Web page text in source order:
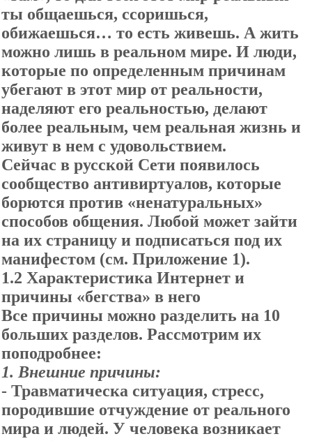
ты общаешься, ссоришься,
обижаешься… то есть живешь. А жить
можно лишь в реальном мире. И люди,
которые по определенным причинам
убегают в этот мир от реальности,
наделяют его реальностью, делают
более реальным, чем реальная жизнь и
живут в нем с удовольствием.
Сейчас в русской Сети появилось
сообщество антивиртуалов, которые
борются против «ненатуральных»
способов общения. Любой может зайти
на их страницу и подписаться под их
манифестом (см. Приложение 1).
1.2 Характеристика Интернет и
причины «бегства» в него
Все причины можно разделить на 10
больших разделов. Рассмотрим их
поподробнее:
1. Внешние причины:
- Травматическа ситуация, стресс,
породившие отчуждение от реального
мира и людей. У человека возникает